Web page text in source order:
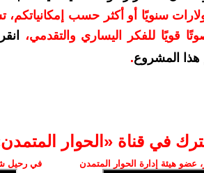
بمبلغ 10 دولارات سنويًا أو أكثر حسب
قويًا للفكر اليساري والتقدمي،
المشروع.
في قناة ‫«الحوار
هيئة إدارة الحوار المتمدن في رحيل